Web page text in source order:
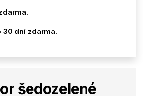
.
30 dní zdarma.
šedozelené